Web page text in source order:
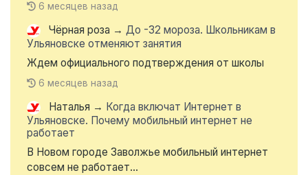
6 месяцев назад
Чёрная роза → До -32 мороза. Школьникам в
Ульяновске отменяют занятия
Ждем официального подтверждения от школы
6 месяцев назад
Наталья → Когда включат Интернет в
Ульяновске. Почему мобильный интернет не
работает
В Новом городе Заволжье мобильный интернет
совсем не работает...